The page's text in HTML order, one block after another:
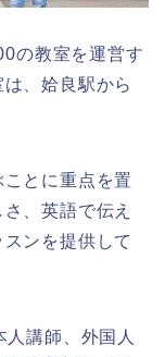
の教室を運営す
、姶良駅から
とに重点を置
、英語で伝え
ンを提供して
講師、外国人